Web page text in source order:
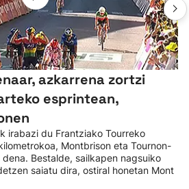
azkarrena zortzi
esprintean,
irabazi du Frantziako Tourreko
Montbrison eta Tournon-
Bestalde, sailkapen nagsuiko
saiatu dira, ostiral honetan Mont